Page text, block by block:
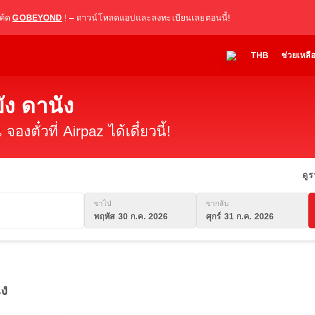
ด GOBEYOND ! – ดาวน์โหลดแอปและลงทะเบียนเลยตอนนี้!
THB ช่วยเหลือ
ดานัง
องตั๋วที่ Airpaz ได้เดี๋ยวนี้!
ดูร
ขาไป
พฤหัส 30 ก.ค. 2026
ขากลับ
ศุกร์ 31 ก.ค. 2026